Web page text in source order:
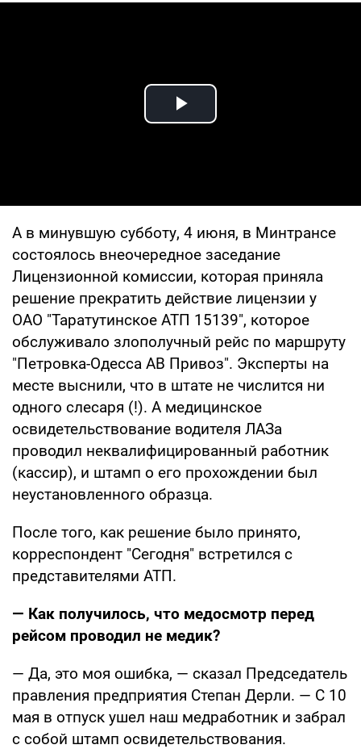
Play Video
А в минувшую субботу, 4 июня, в Минтрансе
состоялось внеочередное заседание
Лицензионной комиссии, которая приняла
решение прекратить действие лицензии у
ОАО "Таратутинское АТП 15139", которое
обслуживало злополучный рейс по маршруту
"Петровка-Одесса АВ Привоз". Эксперты на
месте выснили, что в штате не числится ни
одного слесаря (!). А медицинское
освидетельствование водителя ЛАЗа
проводил неквалифицированный работник
(кассир), и штамп о его прохождении был
неустановленного образца.
После того, как решение было принято,
корреспондент "Сегодня" встретился с
представителями АТП.
— Как получилось, что медосмотр перед
рейсом проводил не медик?
— Да, это моя ошибка, — сказал Председатель
правления предприятия Степан Дерли. — С 10
мая в отпуск ушел наш медработник и забрал
с собой штамп освидетельствования.